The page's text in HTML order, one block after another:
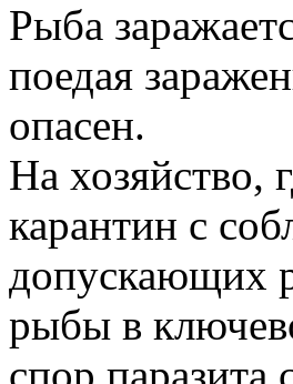
Рыба
поедая
опасен.
На хозяйство,
карантин с
допускающих
рыбы в